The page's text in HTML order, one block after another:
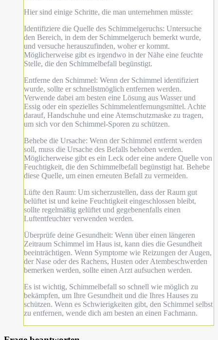
Hier sind einige Schritte, die man unternehmen müsste:
Identifiziere die Quelle des Schimmelgeruchs: Untersuche
den Bereich, in dem der Schimmelgeruch bemerkt wurde,
und versuche herauszufinden, woher er kommt.
Möglicherweise gibt es irgendwo in der Nähe eine feuchte
Stelle, die den Schimmelbefall begünstigt.
Entferne den Schimmel: Wenn der Schimmel identifiziert
wurde, sollte er schnellstmöglich entfernen werden.
Verwende dabei am besten eine Lösung aus Wasser und
Essig oder ein spezielles Schimmelentfernungsmittel. Achte
darauf, Handschuhe und eine Atemschutzmaske zu tragen,
um sich vor den Schimmel-Sporen zu schützen.
Behebe die Ursache: Wenn der Schimmel entfernt werden
soll, muss die Ursache des Befalls behoben werden.
Möglicherweise gibt es ein Leck oder eine andere Quelle von
Feuchtigkeit, die den Schimmelbefall begünstigt hat. Behebe
diese Quelle, um einen erneuten Befall zu vermeiden.
Lüfte den Raum: Um sicherzustellen, dass der Raum gut
belüftet ist und keine Feuchtigkeit eingeschlossen bleibt,
sollte regelmäßig gelüftet und gegebenenfalls einen
Luftentfeuchter verwenden werden.
Überprüfe deine Gesundheit: Wenn über einen längeren
Zeitraum Schimmel im Haus ist, kann dies die Gesundheit
beeinträchtigen. Wenn Symptome wie Reizungen der Augen,
der Nase oder des Rachens, Husten oder Atembeschwerden
bemerken werden, sollte einen Arzt aufsuchen werden.
Es ist wichtig, Schimmelbefall so schnell wie möglich zu
bekämpfen, um Ihre Gesundheit und die Ihres Hauses zu
schützen. Wenn es Schwierigkeiten gibt, den Schimmel selbst
zu entfernen, wende dich am besten an einen Fachmann.